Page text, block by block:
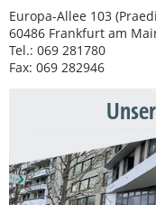
Europa-Allee 103
60486 Frankfurt am
Tel.: 069 281780
Fax: 069 282946